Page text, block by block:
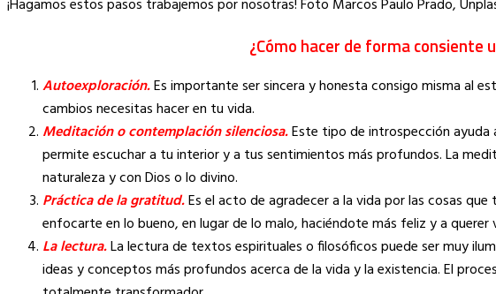
¡Hagamos estos pasos trabajemos por nosotras! Foto Marcos Paulo Prado,
¿Cómo hacer de forma consiente
Autoexploración.Es importante ser sincera y honesta consigo misma al
cambios necesitas hacer en tu vida.
Meditación o contemplación silenciosa.Este tipo de introspección ayuda
permite escuchar a tu interior y a tus sentimientos más profundos. La
naturaleza y con Dios o lo divino.
Práctica de la gratitud.Es el acto de agradecer a la vida por las cosas
enfocarte en lo bueno, en lugar de lo malo, haciéndote más feliz y a
La lectura.La lectura de textos espirituales o filosóficos puede ser muy
ideas y conceptos más profundos acerca de la vida y la existencia. El